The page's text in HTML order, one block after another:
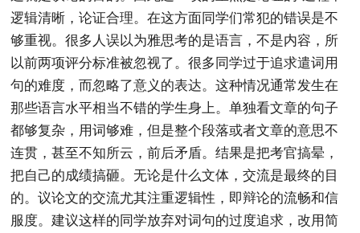
逻辑清晰，论证合理。在这方面同学们常犯的错误是不
够重视。很多人误以为雅思考的是语言，不是内容，所
以前两项评分标准被忽视了。很多同学过于追求遣词用
句的难度，而忽略了意义的表达。这种情况通常发生在
那些语言水平相当不错的学生身上。单独看文章的句子
都够复杂，用词够难，但是整个段落或者文章的意思不
连贯，甚至不知所云，前后矛盾。结果是把考官搞晕，
把自己的成绩搞砸。无论是什么文体，交流是最终的目
的。议论文的交流尤其注重逻辑性，即辩论的流畅和信
服度。建议这样的同学放弃对词句的过度追求，改用简